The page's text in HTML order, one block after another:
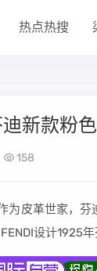
热点热搜
新款粉
158
皮革世家，
设计1925年